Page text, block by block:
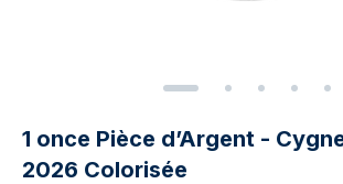
1 once Pièce d’Argent -
2026 Colorisée